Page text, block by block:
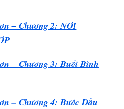
– Chương 2: NƠI
– Chương 3: Buổi Bình
– Chương 4: Bước Đầu